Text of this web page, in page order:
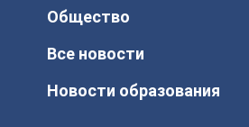
Общество
Все новости
Новости образования